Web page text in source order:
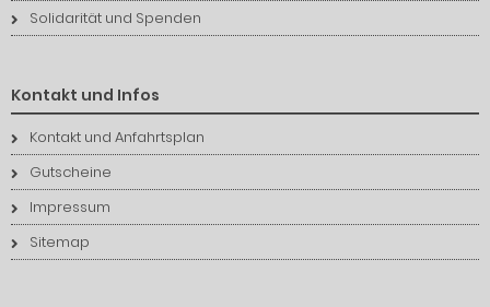
Solidarität und Spenden
Kontakt und Infos
Kontakt und Anfahrtsplan
Gutscheine
Impressum
Sitemap